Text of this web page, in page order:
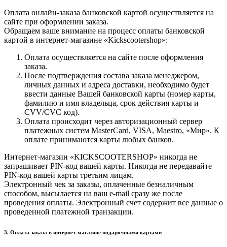
Оплата онлайн-заказа банковской картой осуществляется на
сайте при оформлении заказа.
Обращаем ваше внимание на процесс оплаты банковской
картой в интернет-магазине «Kickscootershop»:
Оплата осуществляется на сайте после оформления
заказа.
После подтверждения состава заказа менеджером,
личных данных и адреса доставки, необходимо будет
ввести данные Вашей банковской карты (номер карты,
фамилию и имя владельца, срок действия карты и
CVV/CVC код).
Оплата происходит через авторизационный сервер
платежных систем MasterCard, VISA, Maestro, «Мир». К
оплате принимаются карты любых банков.
Интернет-магазин «KICKSCOOTERSHOP» никогда не
запрашивает PIN-код вашей карты. Никогда не передавайте
PIN-код вашей карты третьим лицам.
Электронный чек за заказы, оплаченные безналичным
способом, высылается на ваш e-mail сразу же после
проведения оплаты. Электронный счет содержит все данные о
проведенной платежной транзакции.
3. Оплата заказа в интернет-магазине подарочными картами